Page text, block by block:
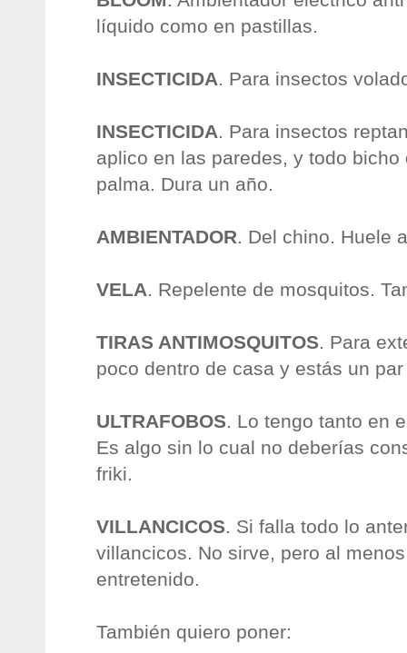
líquido como en pastillas.
INSECTICIDA. Para insectos
INSECTICIDA. Para insectos
aplico en las paredes, y todo
palma. Dura un año.
AMBIENTADOR. Del chino. Huele
VELA. Repelente de mosquitos.
TIRAS ANTIMOSQUITOS. Para
poco dentro de casa y estás un
ULTRAFOBOS. Lo tengo tanto en
Es algo sin lo cual no deberías
friki.
VILLANCICOS. Si falla todo lo
villancicos. No sirve, pero al
entretenido.
También quiero poner: